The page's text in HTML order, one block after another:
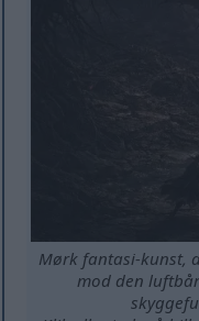
Mørk fantasi-kunst,
mod den